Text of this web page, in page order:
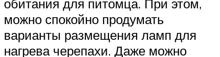
обитания для питомца. При этом,
можно спокойно продумать
варианты размещения ламп для
нагрева черепахи. Даже можно